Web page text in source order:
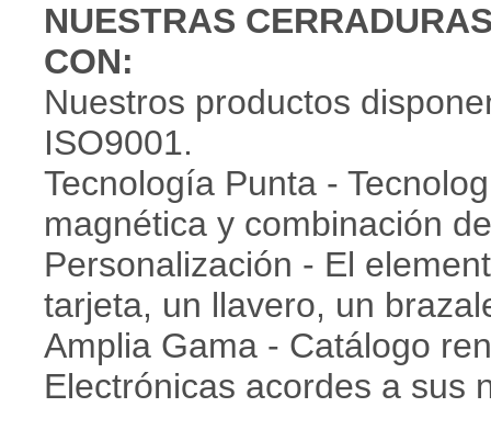
NUESTRAS
CON:
Nuestros productos
ISO9001.
Tecnología Punta -
magnética y combinación
Personalización - El
tarjeta, un llavero, un
Amplia Gama - Catálogo
Electrónicas acordes a sus